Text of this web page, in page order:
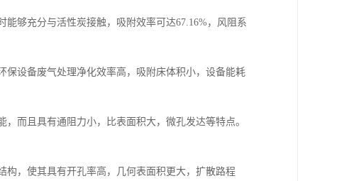
够充分与活性炭接触，吸附效率可达67.16%，风阻系
保设备废气处理净化效率高，吸附床体积小，设备能耗
而且具有通阻力小，比表面积大，微孔发达等特点。
构，使其具有开孔率高，几何表面积更大，扩散路程